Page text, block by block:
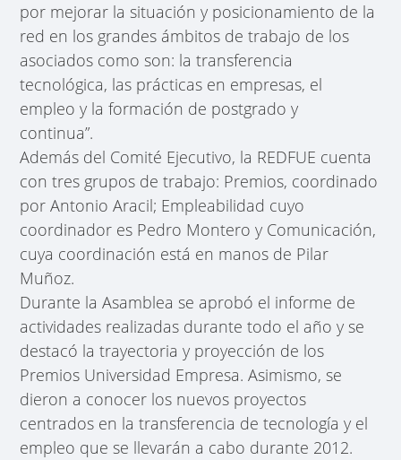
por mejorar la situación y posicionamiento de la
red en los grandes ámbitos de trabajo de los
asociados como son: la transferencia
tecnológica, las prácticas en empresas, el
empleo y la formación de postgrado y
continua”.
Además del Comité Ejecutivo, la REDFUE cuenta
con tres grupos de trabajo: Premios, coordinado
por Antonio Aracil; Empleabilidad cuyo
coordinador es Pedro Montero y Comunicación,
cuya coordinación está en manos de Pilar
Muñoz.
Durante la Asamblea se aprobó el informe de
actividades realizadas durante todo el año y se
destacó la trayectoria y proyección de los
Premios Universidad Empresa. Asimismo, se
dieron a conocer los nuevos proyectos
centrados en la transferencia de tecnología y el
empleo que se llevarán a cabo durante 2012.